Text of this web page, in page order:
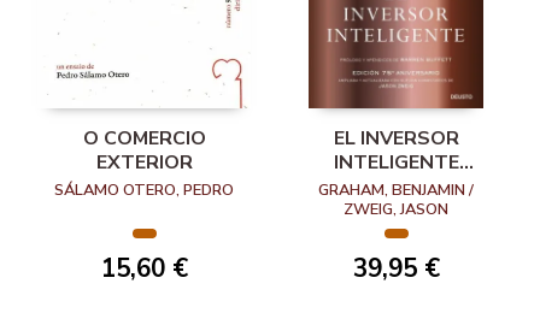
O COMERCIO
EXTERIOR
SÁLAMO OTERO, PEDRO
15,60 €
EL INVERSOR
INTELIGENTE
(RENOVACIÓN)
GRAHAM, BENJAMIN /
ZWEIG, JASON
39,95 €